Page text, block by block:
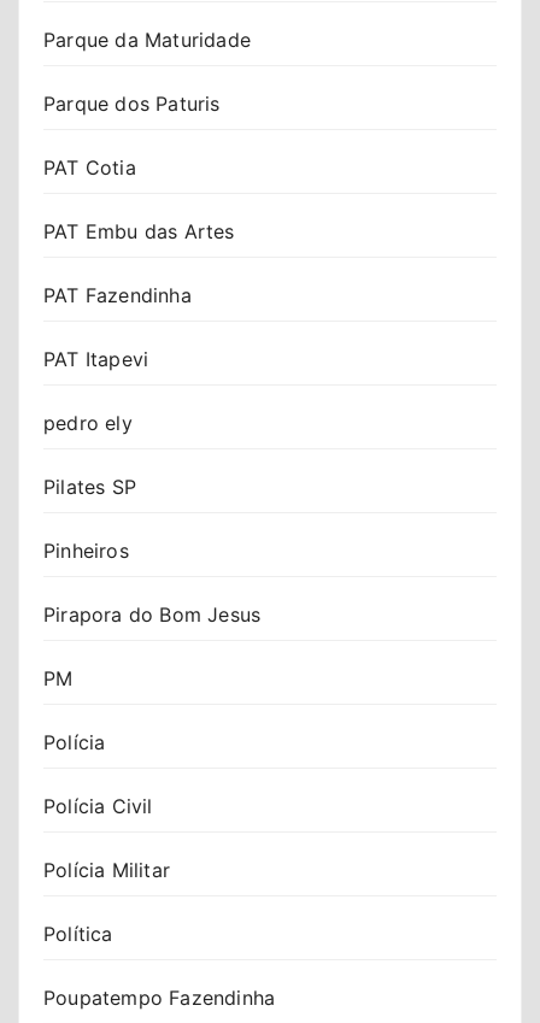
Parque da Maturidade
Parque dos Paturis
PAT Cotia
PAT Embu das Artes
PAT Fazendinha
PAT Itapevi
pedro ely
Pilates SP
Pinheiros
Pirapora do Bom Jesus
PM
Polícia
Polícia Civil
Polícia Militar
Política
Poupatempo Fazendinha